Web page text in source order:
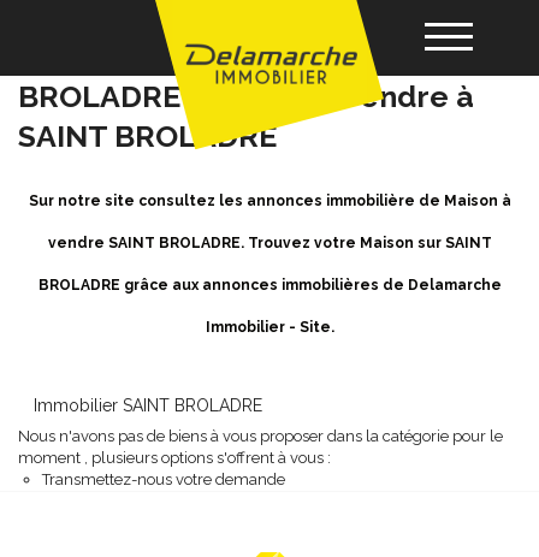
Acheter
Vendre
Nos agences
Achat / Vente Maison SAINT
BROLADRE - Maison a vendre à
SAINT BROLADRE
Sur notre site consultez les annonces immobilière de Maison à
vendre SAINT BROLADRE. Trouvez votre Maison sur SAINT
BROLADRE grâce aux annonces immobilières de Delamarche
Immobilier - Site.
Immobilier SAINT BROLADRE
Nous n'avons pas de biens à vous proposer dans la catégorie pour le
moment , plusieurs options s'offrent à vous :
Transmettez-nous votre demande